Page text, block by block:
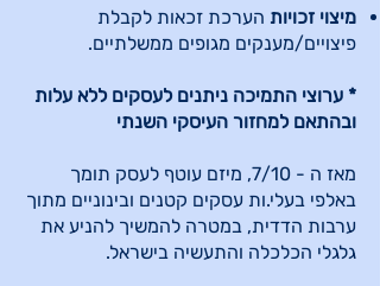
מיצוי זכויות הערכת זכאות לקבלת
פיצויים/מענקים מגופים ממשלתיים​.
* ערוצי התמיכה ניתנים לעסקים ללא עלות
ובהתאם למחזור העיסקי השנתי
מאז ה - 7/10, מיזם עוטף לעסק תומך
באלפי בעלי.ות עסקים קטנים ובינוניים מתוך
ערבות הדדית, במטרה להמשיך להניע את
גלגלי הכלכלה והתעשיה בישראל.